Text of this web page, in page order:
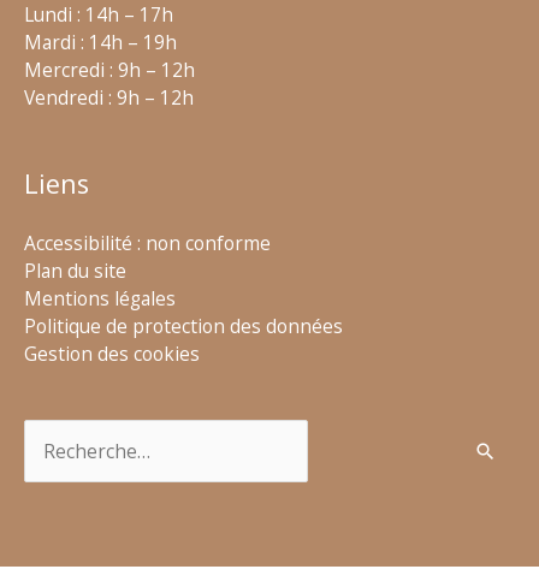
Lundi : 14h – 17h
Mardi : 14h – 19h
Mercredi : 9h – 12h
Vendredi : 9h – 12h
Liens
Accessibilité : non conforme
Plan du site
Mentions légales
Politique de protection des données
Gestion des cookies